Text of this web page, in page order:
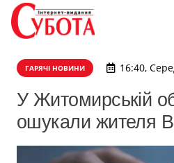
ГАРЯЧІ НОВИНИ 16:40,
У Житомирській
ошукали жителя